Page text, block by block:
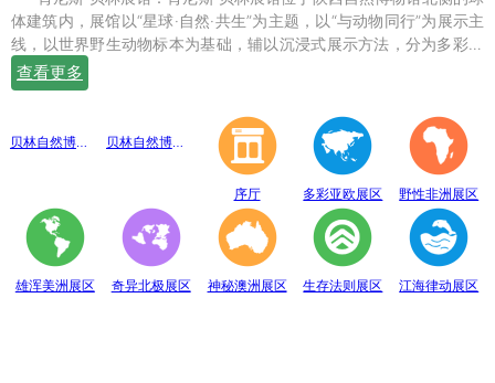
体建筑内，展馆以“星球·自然·共生”为主题，以“与动物同行”为展示主
线，以世界野生动物标本为基础，辅以沉浸式展示方法，分为多彩亚
欧、野性非洲、雄浑美洲、奇异北极、神秘澳洲、生存法则、江海律
动、穹幕影院、勇敢者通道、互动体验等10个展示体验区，共展出七
查看更多
贝林自然博物馆趣味互动展区 贝林自然博物馆山海经奇展区
序厅 多彩亚欧展区 野性非洲展区
雄浑美洲展区 奇异北极展区 神秘澳洲展区 生存法则展区 江海律动展区